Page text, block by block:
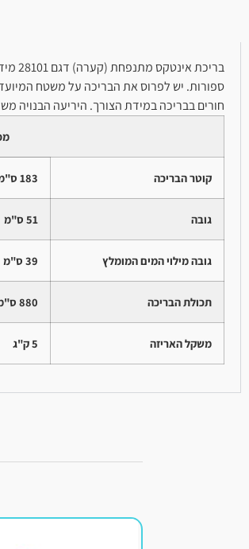
בריכת אינטקס מתנפחת (קערה) דגם 28101 מידות 183X51 ס"מ, ללא משאבה ופילטר. בריכות הקערה של אינטקס מדגמי
ספורות. יש לפרוס את הבריכה על משטח
חורים בבריכה במידת הצורך. היריעה הבנויה
מפרט
קוטר הבריכה 183 ס"מ
גובה 51 ס"מ
גובה מילוי המים המומלץ 39 ס"מ
תכולת הבריכה 880 ס"מ (232 גלון)
משקל האריזה 5 ק"ג